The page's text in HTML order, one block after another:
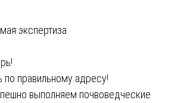
экспертиза
по правильному адресу!
выполняем почвоведческие